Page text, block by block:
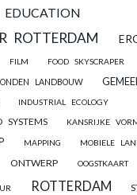
EDUCATION
ROTTERDAM
FILM FOOD SKYSCRAPER
LANDBOUW
INDUSTRIAL ECOLOGY
SYSTEMS KANSRIJKE
MAPPING MOBIELE
ONTWERP OOGSTKAART
ROTTERDAM